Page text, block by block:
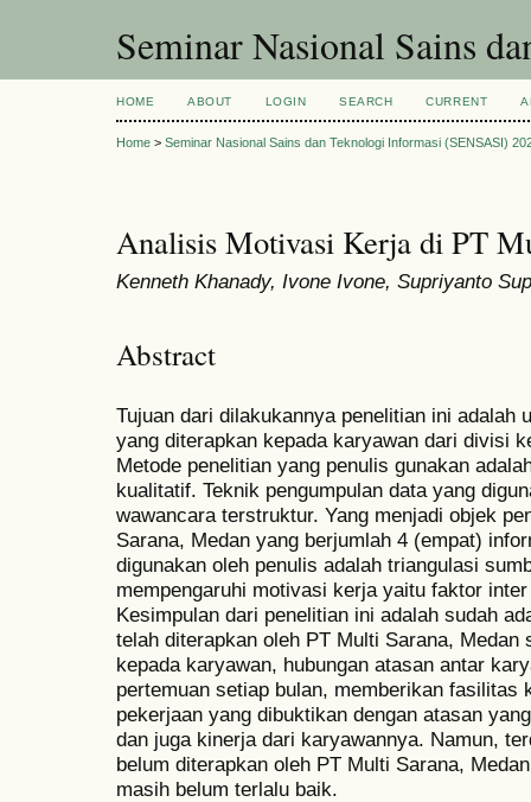
Seminar Nasional Sains
HOME ABOUT LOGIN SEARCH CURRENT
Home > Seminar Nasional Sains dan Teknologi Informasi (SENSASI)
Analisis Motivasi Kerja di PT
Kenneth Khanady, Ivone Ivone, Supriyanto
Abstract
Tujuan dari dilakukannya penelitian ini adalah
yang diterapkan kepada karyawan dari divisi
Metode penelitian yang penulis gunakan
kualitatif. Teknik pengumpulan data yang
wawancara terstruktur. Yang menjadi objek
Sarana, Medan yang berjumlah 4 (empat)
digunakan oleh penulis adalah triangulasi
mempengaruhi motivasi kerja yaitu faktor
Kesimpulan dari penelitian ini adalah sudah
telah diterapkan oleh PT Multi Sarana,
kepada karyawan, hubungan atasan antar
pertemuan setiap bulan, memberikan fasilitas
pekerjaan yang dibuktikan dengan atasan
dan juga kinerja dari karyawannya. Namun,
belum diterapkan oleh PT Multi Sarana,
masih belum terlalu baik.